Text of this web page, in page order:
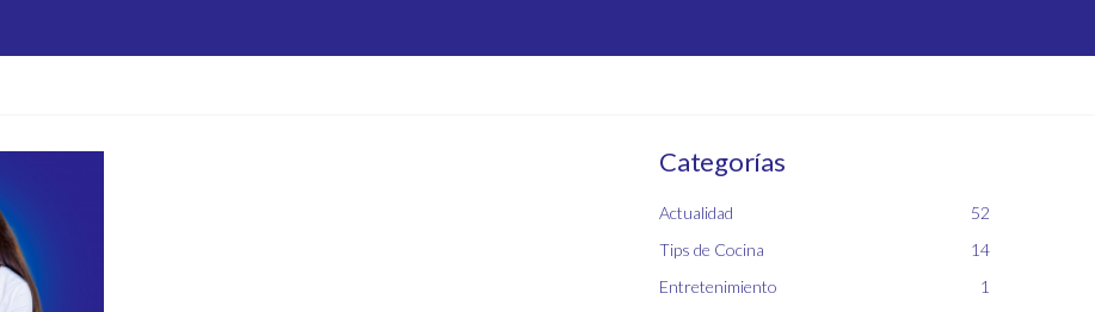
Categorías
Actualidad
52
Tips de Cocina
14
Entretenimiento
1